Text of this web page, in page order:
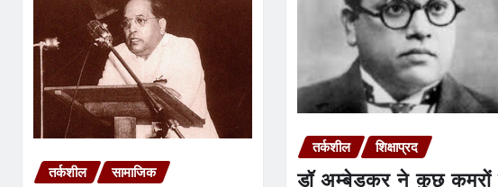
तर्कशील सामाजिक
तर्कशील शिक्षाप्रद
डॉ अम्बेडकर ने कुछ कमरों